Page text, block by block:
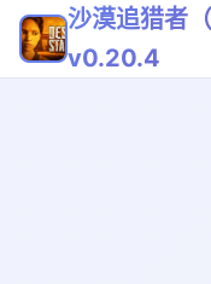
沙漠追猎者
v0.20.4